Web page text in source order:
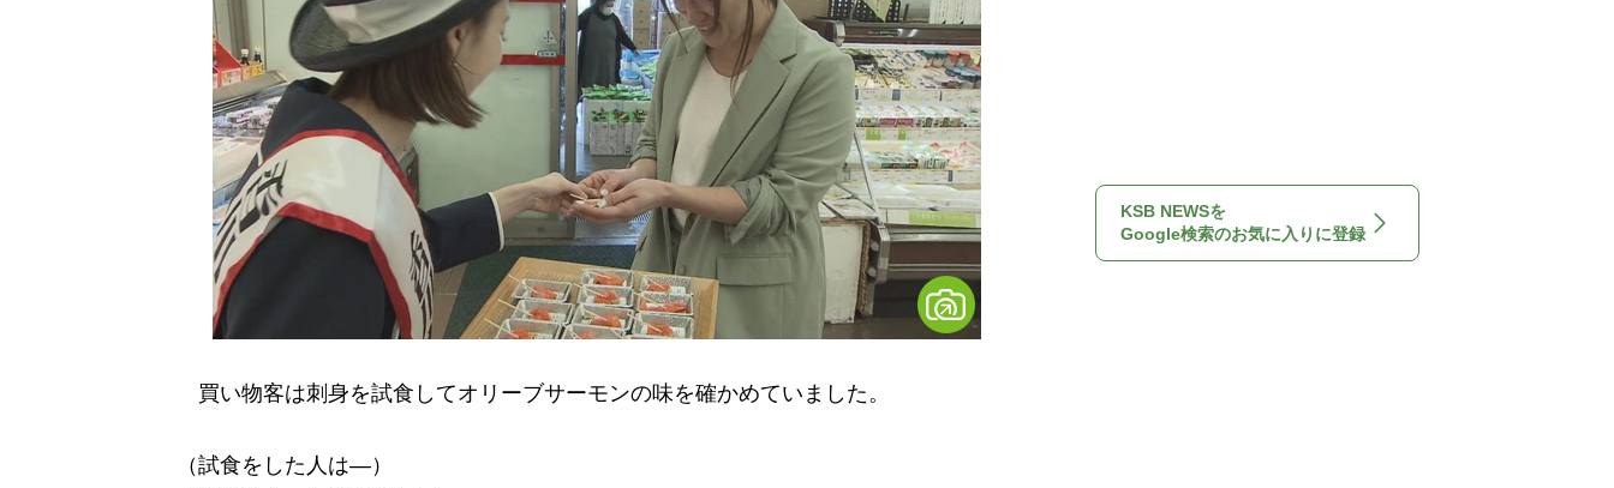
買い物客は刺身を試食してオリーブサーモンの味を確かめていました。
（試食をした人は―）
KSB NEWSを
Google検索のお気に入りに登録